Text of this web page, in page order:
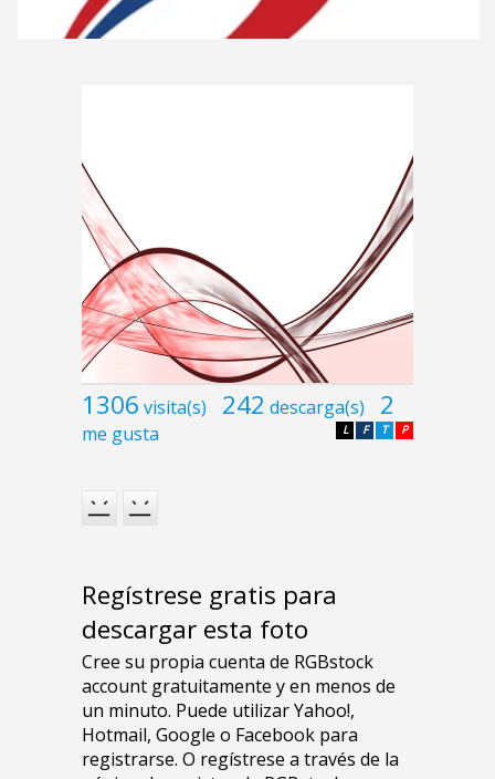
1306 visita(s) 242 descarga(s) 2
me gusta P
T
F
L
Regístrese gratis para
descargar esta foto